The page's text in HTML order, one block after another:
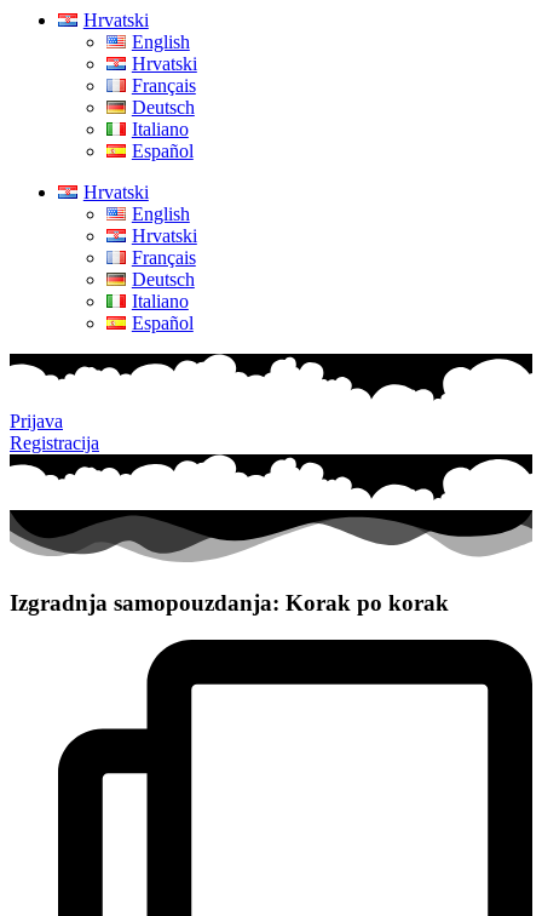
Hrvatski
English
Hrvatski
Français
Deutsch
Italiano
Español
Hrvatski
English
Hrvatski
Français
Deutsch
Italiano
Español
Prijava
Registracija
Izgradnja samopouzdanja: Korak po korak